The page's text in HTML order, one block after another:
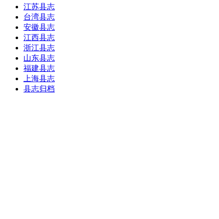
江苏县志
台湾县志
安徽县志
江西县志
浙江县志
山东县志
福建县志
上海县志
县志归档